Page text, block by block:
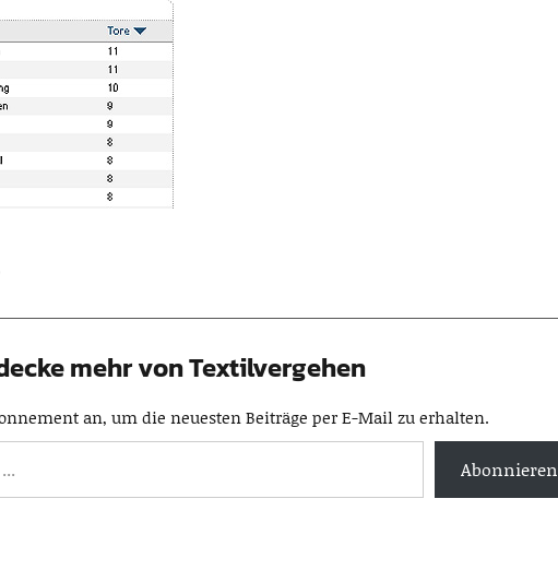
mehr von Textilvergehen
an, um die neuesten Beiträge per E-Mail zu erhalten.
Abonnieren